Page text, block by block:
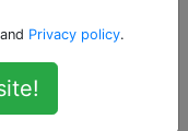
dopage ou
de conduction.
des matériaux
pour parler
and Privacy policy.